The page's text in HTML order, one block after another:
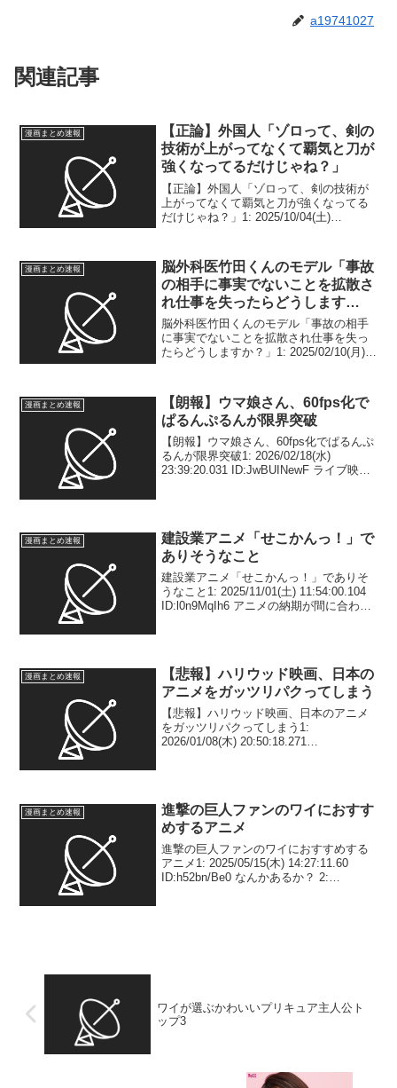
a19741027
関連記事
漫画まとめ速報
【正論】外国人「ゾロって、剣の
技術が上がってなくて覇気と刀が
強くなってるだけじゃね？」
【正論】外国人「ゾロって、剣の技術が
上がってなくて覇気と刀が強くなってる
だけじゃね？」1: 2025/10/04(土)
漫画まとめ速報
脳外科医竹田くんのモデル「事故
の相手に事実でないことを拡散さ
れ仕事を失ったらどうします
か？」
脳外科医竹田くんのモデル「事故の相手
に事実でないことを拡散され仕事を失っ
たらどうしますか？」1: 2025/02/10(月)
漫画まとめ速報
【朗報】ウマ娘さん、60fps化で
ぱるんぷるんが限界突破
【朗報】ウマ娘さん、60fps化でぱるんぷ
るんが限界突破1: 2026/02/18(水)
23:39:20.031 ID:JwBUINewF ライブ映像
漫画まとめ速報
建設業アニメ「せこかんっ！」で
ありそうなこと
建設業アニメ「せこかんっ！」でありそ
うなこと1: 2025/11/01(土) 11:54:00.104
ID:l0n9MqIh6 アニメの納期が間に合わな
漫画まとめ速報
【悲報】ハリウッド映画、日本の
アニメをガッツリパクってしまう
【悲報】ハリウッド映画、日本のアニメ
をガッツリパクってしまう1:
2026/01/08(木) 20:50:18.271
漫画まとめ速報
進撃の巨人ファンのワイにおすす
めするアニメ
進撃の巨人ファンのワイにおすすめする
アニメ1: 2025/05/15(木) 14:27:11.60
ID:h52bn/Be0 なんかあるか？ 2:
ワイが選ぶかわいいプリキュア主人公ト
ップ3